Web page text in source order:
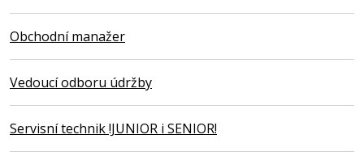
Obchodní manažer
Vedoucí odboru údržby
Servisní technik !JUNIOR i SENIOR!